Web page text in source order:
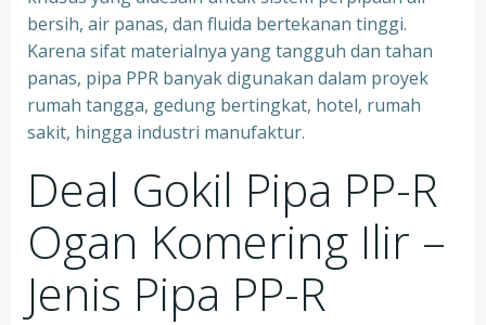
bersih, air panas, dan fluida bertekanan tinggi.
Karena sifat materialnya yang tangguh dan tahan
panas, pipa PPR banyak digunakan dalam proyek
rumah tangga, gedung bertingkat, hotel, rumah
sakit, hingga industri manufaktur.
Deal Gokil Pipa PP-R
Ogan Komering Ilir –
Jenis Pipa PP-R